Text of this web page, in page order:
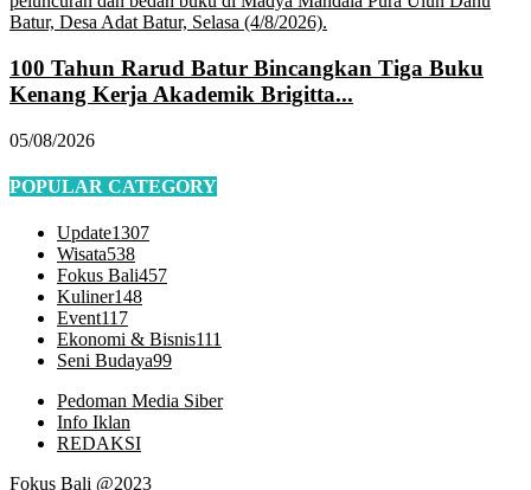
100 Tahun Rarud Batur Bincangkan Tiga Buku
Kenang Kerja Akademik Brigitta...
05/08/2026
POPULAR CATEGORY
Update1307
Wisata538
Fokus Bali457
Kuliner148
Event117
Ekonomi & Bisnis111
Seni Budaya99
Pedoman Media Siber
Info Iklan
REDAKSI
Fokus Bali @2023